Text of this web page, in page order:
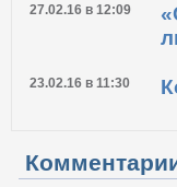
27.02.16 в 12:09
23.02.16 в 11:30